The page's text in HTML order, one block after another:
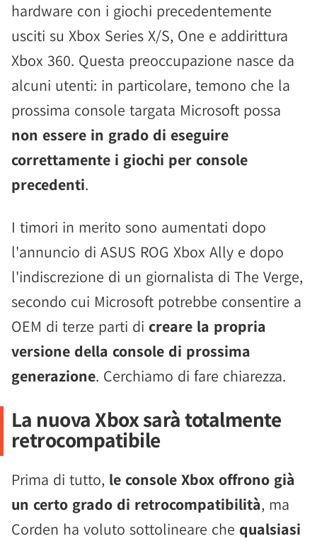
hardware con i giochi precedentemente
usciti su Xbox Series X/S, One e addirittura
Xbox 360. Questa preoccupazione nasce da
alcuni utenti: in particolare, temono che la
prossima console targata Microsoft possa
non essere in grado di eseguire
correttamente i giochi per console
precedenti.
I timori in merito sono aumentati dopo
l'annuncio di ASUS ROG Xbox Ally e dopo
l'indiscrezione di un giornalista di The Verge,
secondo cui Microsoft potrebbe consentire a
OEM di terze parti di creare la propria
versione della console di prossima
generazione. Cerchiamo di fare chiarezza.
La nuova Xbox sarà totalmente
retrocompatibile
Prima di tutto, le console Xbox offrono già
un certo grado di retrocompatibilità, ma
Corden ha voluto sottolineare che qualsiasi